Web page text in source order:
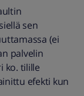
sen
(ei
palvelin
ko. tilille
efekti kun